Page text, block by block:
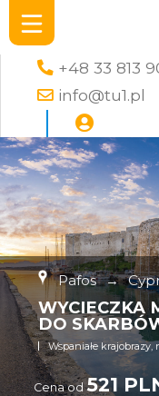
+48 33 813
info@tu1.pl
Pafos →
WYCIECZKA
DO
Wspaniałe
Cena od 521